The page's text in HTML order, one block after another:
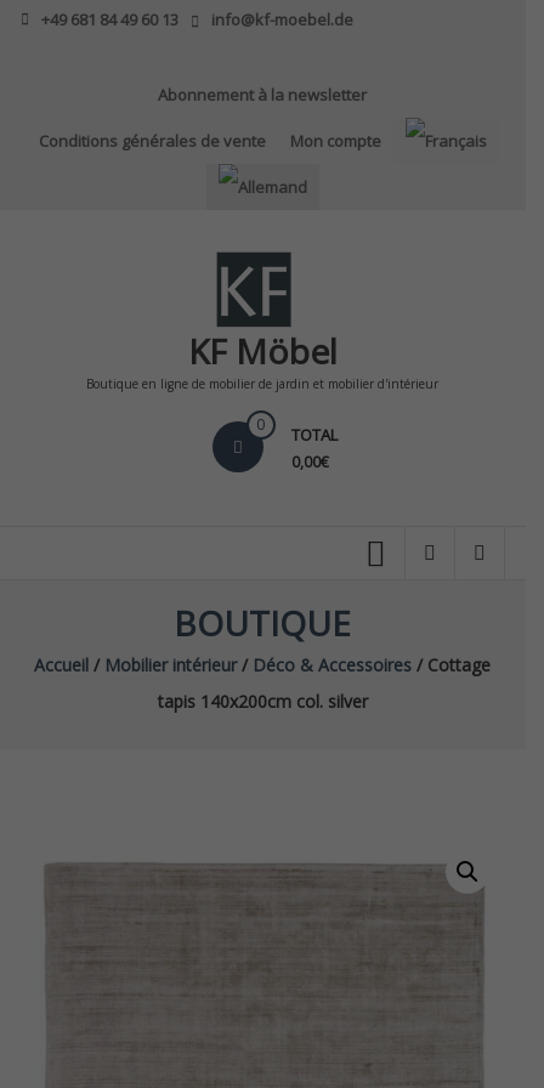
Skip
+49 681 84 49 60 13 info@kf-moebel.de
Abonnement à la newsletter
Conditions générales de vente Mon compte
KF Möbel
Boutique en ligne de mobilier de jardin et mobilier d'intérieur
0 TOTAL
0,00€
BOUTIQUE
Accueil / Mobilier intérieur/ Déco & Accessoires / Cottage
tapis 140x200cm col. silver